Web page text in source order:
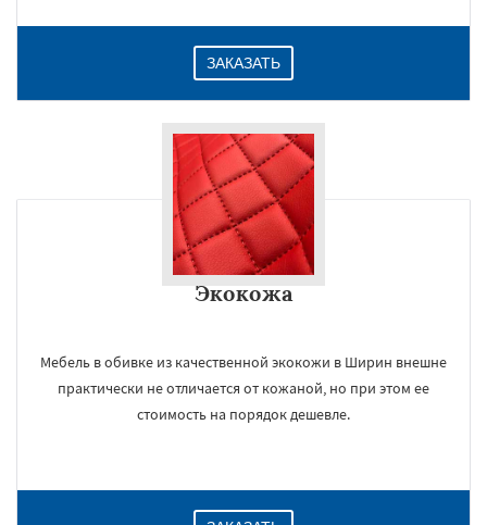
ЗАКАЗАТЬ
Экокожа
Мебель в обивке из качественной экокожи в Ширин внешне
практически не отличается от кожаной, но при этом ее
стоимость на порядок дешевле.